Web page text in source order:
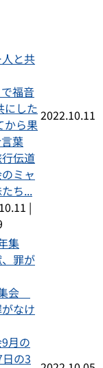
人と共
福音
にした
から果
葉
伝道
ミャ
ち...
|
2022.10.11
会
なけ
月の
の3